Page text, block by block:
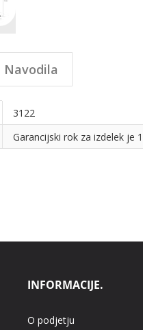
3122
Garancijski rok za izdelek je
Navodila
INFORMACIJE.
O podjetju